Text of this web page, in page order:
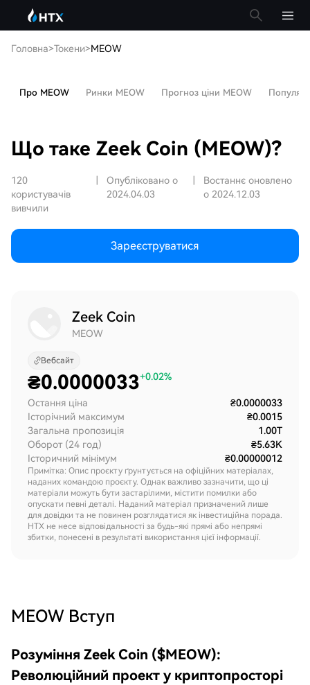
Головна>Токени>MEOW
Про MEOW Ринки MEOW Прогноз ціни MEOW
Що таке Zeek Coin (MEOW)?
120
користувачів
вивчили
Опубліковано о
2024.04.03
Востаннє оновлено
о 2024.12.03
Зареєструватися
Zeek Coin
MEOW
Вебсайт
₴0.0000033+0.02%
Остання ціна
₴0.0000033
Історічний максимум
₴0.0015
Загальна пропозиція
1.00T
Оборот (24 год)
₴5.63K
Історичний мінімум
₴0.00000012
Примітка: Опис проєкту ґрунтується на офіційних матеріалах,
наданих командою проєкту. Однак важливо зазначити, що ці
матеріали можуть бути застарілими, містити помилки або
опускати певні деталі. Наданий матеріал призначений лише
для довідки та не повинен розглядатися як інвестиційна порада.
HTX не несе відповідальності за будь-які прямі або непрямі
збитки, понесені в результаті використання цієї інформації.
MEOW Вступ
Розуміння Zeek Coin ($MEOW):
Революційний проект у криптопросторі